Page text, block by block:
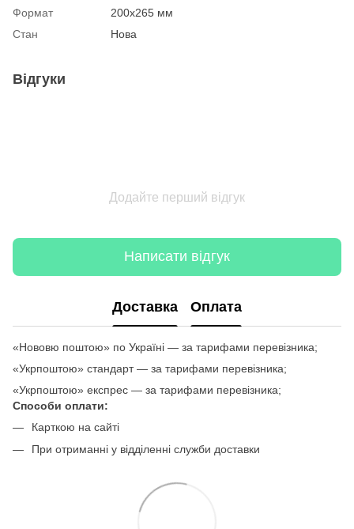
Формат
200х265 мм
Стан
Нова
Відгуки
Додайте перший відгук
Написати відгук
Доставка Оплата
«Нововю поштою» по Україні — за тарифами перевізника;
«Укрпоштою» стандарт — за тарифами перевізника;
«Укрпоштою» експрес — за тарифами перевізника;
Способи оплати:
Карткою на сайті
При отриманні у відділенні служби доставки